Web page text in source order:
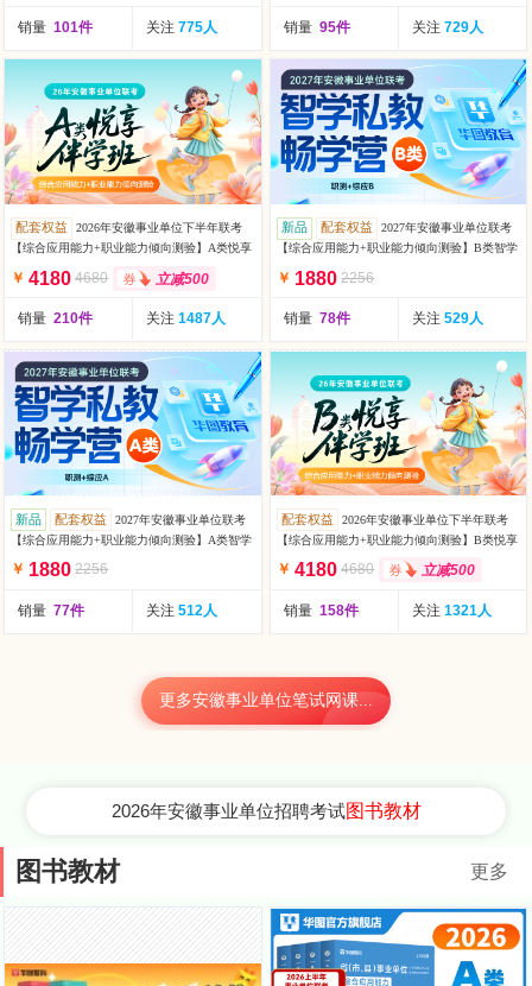
销量 101件 关注 775人 销量 95件 关注 729人
配套权益
2026年安徽事业单位下半年联考
【综合应用能力+职业能力倾向测验】A类悦享
￥ 4180 4680 立减500
销量 210件 关注 1487人
新品 配套权益
2027年安徽事业单位联考
【综合应用能力+职业能力倾向测验】B类智学
￥ 1880 2256
销量 78件 关注 529人
新品 配套权益
2027年安徽事业单位联考
【综合应用能力+职业能力倾向测验】A类智学
￥ 1880 2256
销量 77件 关注 512人
配套权益
2026年安徽事业单位下半年联考
【综合应用能力+职业能力倾向测验】B类悦享
￥ 4180 4680 立减500
销量 158件 关注 1321人
更多安徽事业单位笔试网课...
2026年安徽事业单位招聘考试图书教材
更多
图书教材